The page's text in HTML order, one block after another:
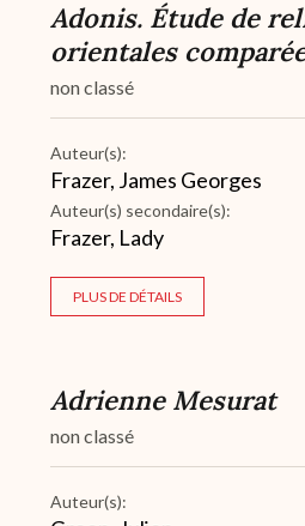
Adonis. Étude de
orientales
non classé
Auteur(s):
Frazer, James Georges
Auteur(s) secondaire(s):
Frazer, Lady
PLUS DE DÉTAILS
Adrienne Mesurat
non classé
Auteur(s):